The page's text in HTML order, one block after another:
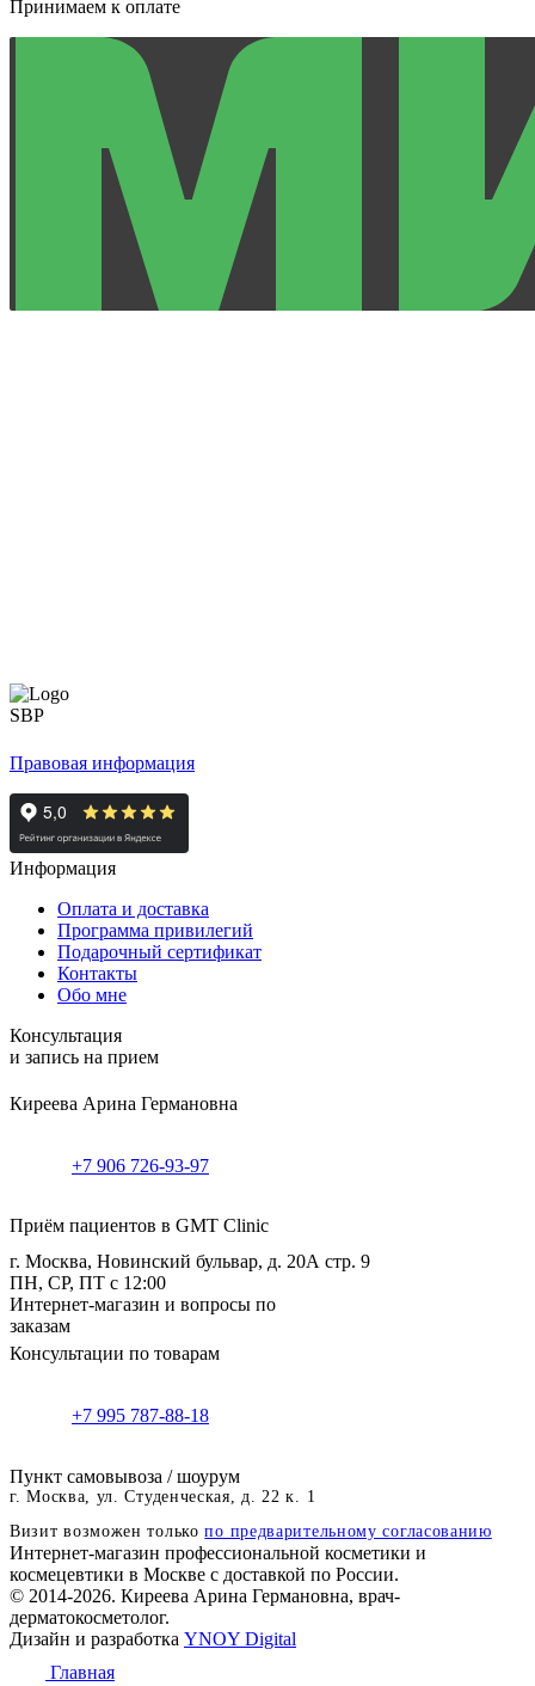
Принимаем к оплате
Правовая информация
Информация
Оплата и доставка
Программа привилегий
Подарочный сертификат
Контакты
Обо мне
Консультация
и запись на прием
Киреева Арина Германовна
+7 906 726-93-97
Приём пациентов в GMT Clinic
г. Москва, Новинский бульвар, д. 20А стр. 9
ПН, СР, ПТ с 12:00
Интернет-магазин и вопросы по
заказам
Консультации по товарам
+7 995 787-88-18
Пункт самовывоза / шоурум
г. Москва, ул. Студенческая, д. 22 к. 1
Визит возможен толькопо предварительному согласованию
Интернет-магазин профессиональной косметики и
космецевтики в Москве с доставкой по России.
© 2014-2026. Киреева Арина Германовна, врач-
дерматокосметолог.
Дизайн и разработка YNOY Digital
Главная